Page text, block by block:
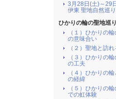
3月28日(土)～29
伊東 聖地自然巡り
ひかりの輪の聖地巡り
（１）ひかりの
の意味合い
（２）聖地と訪
（３）ひかりの
の工夫
（４）ひかりの
の経緯
（５）ひかりの
での虹体験